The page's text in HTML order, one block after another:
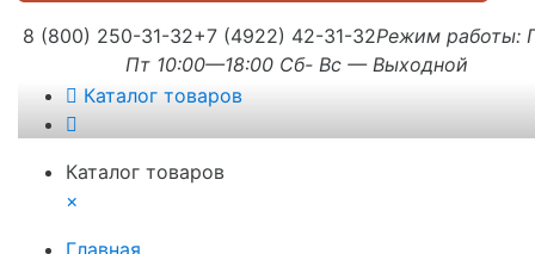
8 (800) 250-31-32+7 (4922) 42-31-32Режим работы:
Пт 10:00—18:00 Сб- Вс — Выходной
Каталог товаров
Каталог товаров
×
Главная